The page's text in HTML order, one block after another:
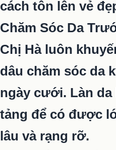
cách tôn lên vẻ
Chăm Sóc Da
Chị Hà luôn
dâu chăm sóc da
ngày cưới. Làn da
tảng để có được
lâu và rạng rỡ.